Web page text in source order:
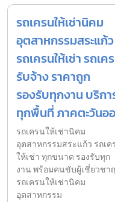
รถเครนให้เช่านิคม
อุตสาหกรรมสระแก้ว
รถเครนให้เช่า รถเค
รับจ้าง ราคาถูก
รองรับทุกงาน บริกา
ทุกพื้นที่ ภาคตะวันอ
รถเครนให้เช่านิคม
อุตสาหกรรมสระแก้ว รถเค
ให้เช่า ทุกขนาด รองรับทุก
งาน พร้อมคนขับผู้เชี่ยวชา
รถเครนให้เช่านิคม
อุตสาหกรรม